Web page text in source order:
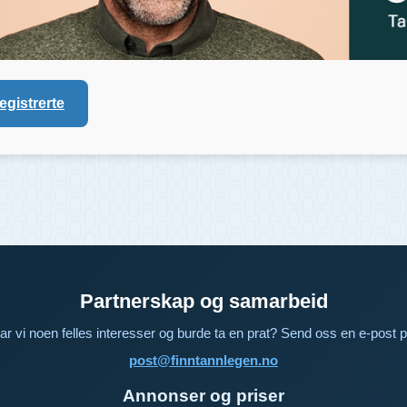
Partnerskap og samarbeid
vi noen felles interesser og burde ta en prat? Send oss en e-post
post@finntannlegen.no
Annonser og priser